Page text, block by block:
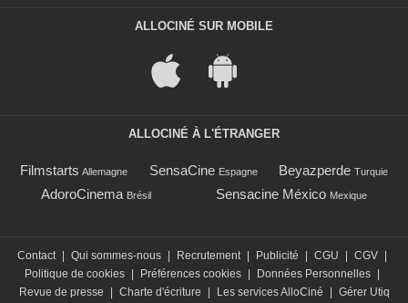
ALLOCINÉ SUR MOBILE
ALLOCINÉ À L'ÉTRANGER
Filmstarts Allemagne SensaCine Espagne Beyazperde Turquie
AdoroCinema Brésil Sensacine México Mexique
Contact | Qui sommes-nous | Recrutement | Publicité | CGU | CGV |
Politique de cookies | Préférences cookies | Données Personnelles |
Revue de presse
| Charte d'écriture | Les services AlloCiné | Gérer Utiq